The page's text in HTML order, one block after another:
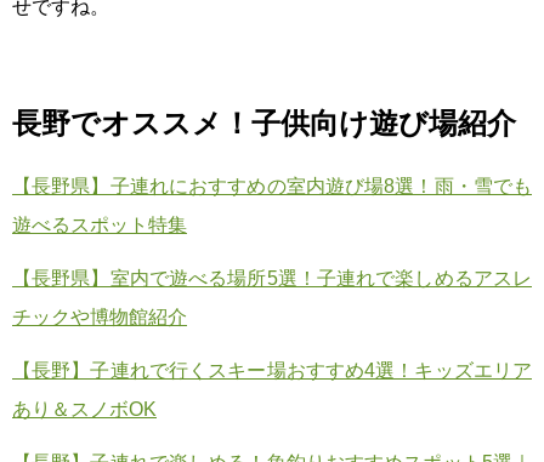
せですね。
長野でオススメ！子供向け遊び場紹介
【長野県】子連れにおすすめの室内遊び場8選！雨・雪でも
遊べるスポット特集
【長野県】室内で遊べる場所5選！子連れで楽しめるアスレ
チックや博物館紹介
【長野】子連れで行くスキー場おすすめ4選！キッズエリア
あり＆スノボOK